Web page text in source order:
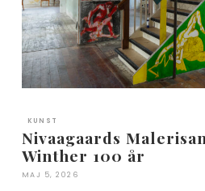
KUNST
Nivaagaards
Winther 100 år
MAJ 5, 2026